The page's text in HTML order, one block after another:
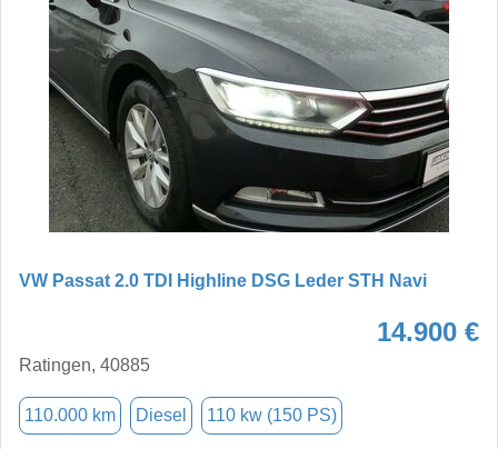
VW Passat 2.0 TDI Highline DSG Leder STH Navi
14.900 €
Ratingen, 40885
110.000 km Diesel 110 kw (150 PS)